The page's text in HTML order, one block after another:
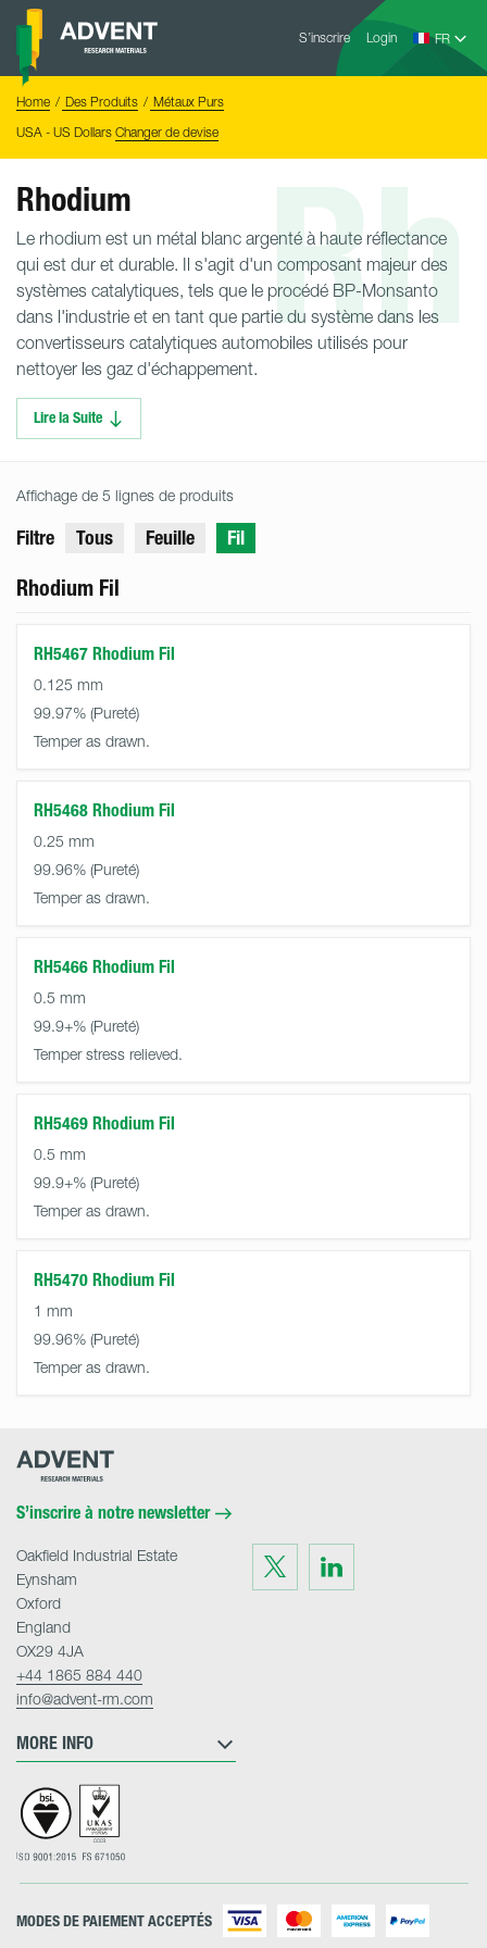
Skip
content
S’inscrire Login
Advent
Home Des Produits
Métaux Purs
USA - US Dollars Changer de devise
Rhodium
Le rhodium est un métal blanc argenté à haute réflectance
qui est dur et durable. Il s'agit d'un composant majeur des
systèmes catalytiques, tels que le procédé BP-Monsanto
dans l'industrie et en tant que partie du système dans les
convertisseurs catalytiques automobiles utilisés pour
nettoyer les gaz d'échappement.
Lire la Suite
Rh
Affichage de 5 lignes de produits
Filtre Tous Feuille Fil
Rhodium Fil
RH5467 Rhodium Fil
0.125 mm
99.97%
Temper as drawn.
RH5468 Rhodium Fil
0.25 mm
99.96%
Temper as drawn.
RH5466 Rhodium Fil
0.5 mm
99.9+%
Temper stress relieved.
RH5469 Rhodium Fil
0.5 mm
99.9+%
Temper as drawn.
RH5470 Rhodium Fil
1 mm
99.96%
Temper as drawn.
Advent
S’inscrire à notre newsletter
Visit
us
on
Twitter
Visit
on
LinkedIn
MORE INFO
Oakfield Industrial Estate
Eynsham
Oxford
England
OX29 4JA
+44 1865 884 440
info@advent-rm.com
MODES DE PAIEMENT ACCEPTÉS